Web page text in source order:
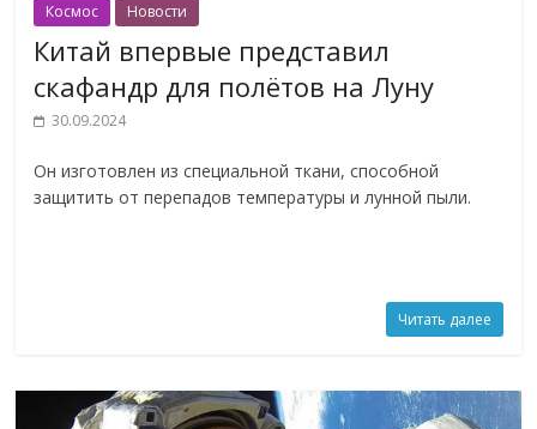
Космос Новости
Китай впервые представил
скафандр для полётов на Луну
30.09.2024
Он изготовлен из специальной ткани, способной
защитить от перепадов температуры и лунной пыли.
Читать далее